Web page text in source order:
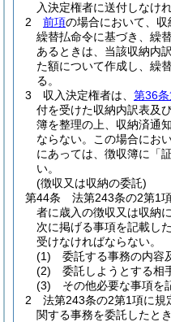
入決定権者に送付しなけ
2
前項の場合において、収
繰替払命令に基づき、繰
あるときは、当該収納内
た額について作成し、繰
る。
3
収入決定権者は、 第36
付を受けた収納内訳表及
簿を整理の上、収納済通
ならない。
この場合にお
にあっては、徴収簿に「
い。
(徴収又は収納の委託)
第44条
法第243条の2第1
者に歳入の徴収又は収納
次に掲げる事項を記載し
受けなければならない。
(1)
委託する事務の内容
(2)
委託しようとする相
(3)
その他必要な事項を
2
法第243条の2第1項に規
関する事務を委託したと